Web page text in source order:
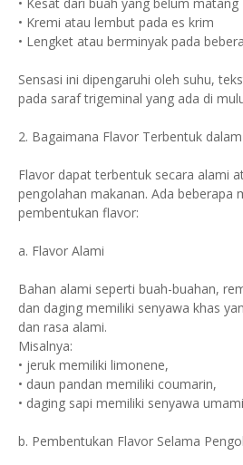
• Kremi atau lembut pada es krim
• Lengket atau berminyak pada
Sensasi ini dipengaruhi oleh suhu,
pada saraf trigeminal yang ada di
2. Bagaimana Flavor Terbentuk
Flavor dapat terbentuk secara alami
pengolahan makanan. Ada beberapa
pembentukan flavor:
a. Flavor Alami
Bahan alami seperti buah-buahan,
dan daging memiliki senyawa khas
dan rasa alami.
Misalnya:
• jeruk memiliki limonene,
• daun pandan memiliki coumarin,
• daging sapi memiliki senyawa
b. Pembentukan Flavor Selama